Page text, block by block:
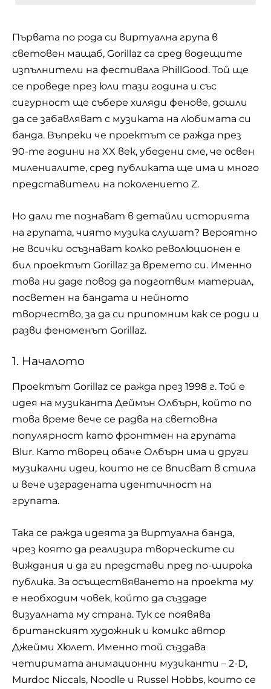
Първата по рода си виртуална група в
световен мащаб, Gorillaz са сред водещите
изпълнители на фестивала PhillGood. Той ще
се проведе през юли тази година и със
сигурност ще събере хиляди фенове, дошли
да се забавляват с музиката на любимата си
банда. Въпреки че проектът се ражда през
90-те години на XX век, убедени сме, че освен
милениалите, сред публиката ще има и много
представители на поколението Z.
Но дали те познават в детайли историята
на групата, чиято музика слушат? Вероятно
не всички осъзнават колко революционен е
бил проектът Gorillaz за времето си. Именно
това ни даде повод да подготвим материал,
посветен на бандата и нейното
творчество, за да си припомним как се роди и
разви феноменът Gorillaz.
1. Началото
Проектът Gorillaz се ражда през 1998 г. Той е
идея на музиканта Деймън Олбърн, който по
това време вече се радва на световна
популярност като фронтмен на групата
Blur. Като творец обаче Олбърн има и други
музикални идеи, които не се вписват в стила
и вече изградената идентичност на
групата.
Така се ражда идеята за виртуална банда,
чрез която да реализира творческите си
виждания и да ги представи пред по-широка
публика. За осъществяването на проекта му
е необходим човек, който да създаде
визуалната му страна. Тук се появява
британският художник и комикс автор
Джейми Хюлет. Именно той създава
четиримата анимационни музиканти – 2-D,
Murdoc Niccals, Noodle и Russel Hobbs, които се